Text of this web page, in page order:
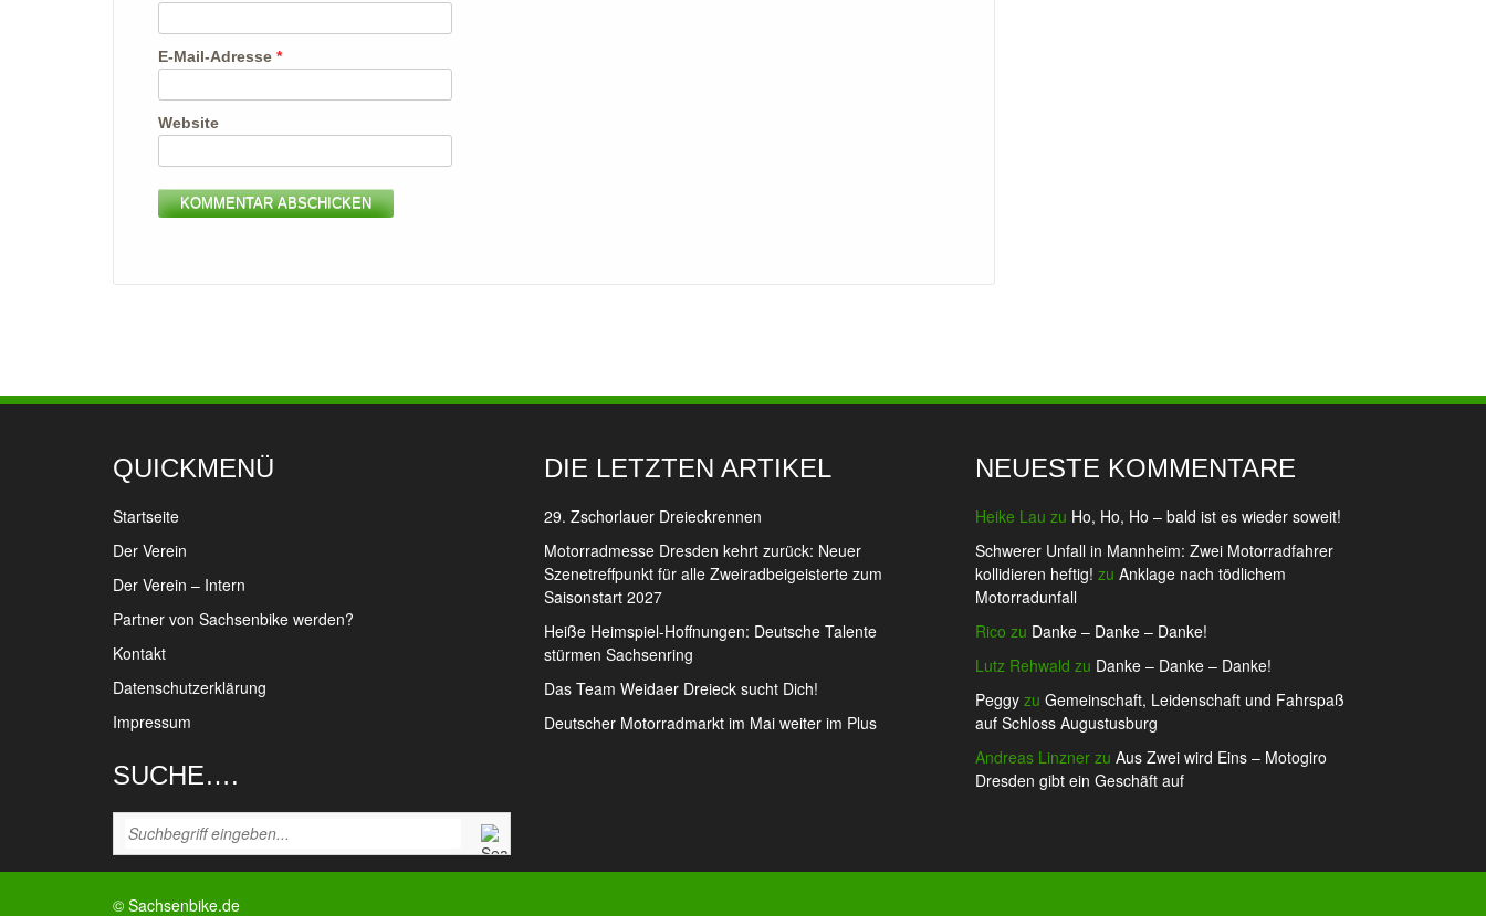
E-Mail-Adresse *
Website
QUICKMENÜ
Startseite
Der Verein
Der Verein – Intern
Partner von Sachsenbike werden?
Kontakt
Datenschutzerklärung
Impressum
SUCHE….
DIE LETZTEN ARTIKEL
29. Zschorlauer Dreieckrennen
Motorradmesse Dresden kehrt zurück: Neuer
Szenetreffpunkt für alle Zweiradbeigeisterte zum
Saisonstart 2027
Heiße Heimspiel-Hoffnungen: Deutsche Talente
stürmen Sachsenring
Das Team Weidaer Dreieck sucht Dich!
Deutscher Motorradmarkt im Mai weiter im Plus
NEUESTE KOMMENTARE
Heike Lau zu Ho, Ho, Ho – bald ist es wieder soweit!
Schwerer Unfall in Mannheim: Zwei Motorradfahrer
kollidieren heftig! zu Anklage nach tödlichem
Motorradunfall
Rico zu Danke – Danke – Danke!
Lutz Rehwald zu Danke – Danke – Danke!
Peggy zu Gemeinschaft, Leidenschaft und Fahrspaß
auf Schloss Augustusburg
Andreas Linzner zu Aus Zwei wird Eins – Motogiro
Dresden gibt ein Geschäft auf
© Sachsenbike.de